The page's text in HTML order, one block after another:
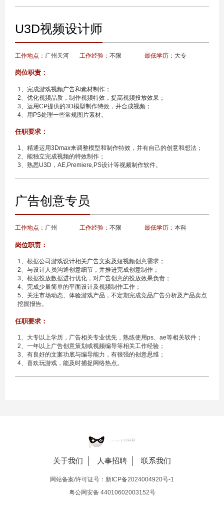
U3D视频设计师
工作地点： 广州天河 工作经验：不限 最低学历： 大专
岗位职责：
1、完成游戏视频广告和素材制作；
2、优化视频品质，制作视频特效，提高视频投放效果；
3、运用CP提供的3D模型制作特效，并合成视频；
4、用PS处理一些常规图片素材。
任职要求：
1、精通运用3Dmax来调整模型和制作特效，并有自己的创意和想法；
2、能独立完成视频的特效制作；
3、熟悉U3D，AE,Premiere,PS设计等视频制作软件。
广告创意专员
工作地点： 广州 工作经验：不限 最低学历： 本科
岗位职责：
1、根据公司游戏设计相关广告文案及短视频创意需求；
2、与设计人员沟通创意细节，并推进完成创意制作；
3、根据投放数据进行优化，对广告创意的投放效果负责；
4、完成少量简单的平面设计及视频制作工作；
5、关注市场动态、体验游戏产品，不定期完成竞品广告分析及产品卖点
挖掘报告。
任职要求：
1、大专以上学历，广告相关专业优先，熟练使用ps、ae等相关软件；
2、一年以上广告创意策划或视频编导等相关工作经验；
3、有良好的文案功底与编导能力，有很强的创意思维；
4、喜欢玩游戏，能及时捕捉网络热点。
关于我们 人事招聘 联系我们
网站备案/许可证号： 新ICP备2024004920号-1
粤公网安备 44010602003152号